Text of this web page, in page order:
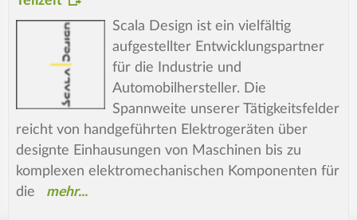
Scala Design ist ein vielfältig
aufgestellter Entwicklungspartner
für die Industrie und
Automobilhersteller. Die
Spannweite unserer Tätigkeitsfelder
reicht von handgeführten Elektrogeräten über
designte Einhausungen von Maschinen bis zu
komplexen elektromechanischen Komponenten für
die